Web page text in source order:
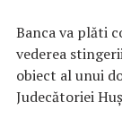
Banca va plăti
vederea
obiect al unui
Judecătoriei